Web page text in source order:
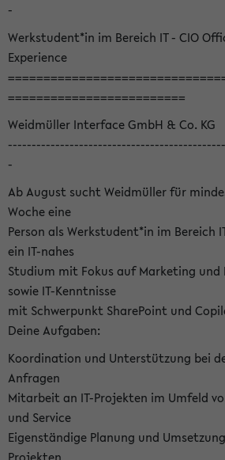
-
Werkstudent*in im Bereich IT - CIO
Experience
=========================
Weidmüller Interface GmbH & Co. KG
-
Ab August sucht Weidmüller für
Woche eine
Person als Werkstudent*in im Bereich
ein IT-nahes
Studium mit Fokus auf Marketing
sowie IT-Kenntnisse
mit Schwerpunkt SharePoint und
Deine Aufgaben:
Koordination und Unterstützung bei
Anfragen
Mitarbeit an IT-Projekten im Umfeld
und Service
Eigenständige Planung und